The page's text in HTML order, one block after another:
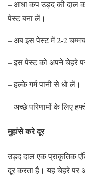
– आधा कप उड़द की दाल
पेस्ट बना लें।
– अब इस पेस्ट में 2-2
– इस पेस्ट को अपने चेहरे
– हल्के गर्म पानी से धो लें।
– अच्छे परिणामों के लिए
मुहांसे करे दूर
उड़द दाल एक प्राकृतिक
दूर करता है। यह चेहरे पर